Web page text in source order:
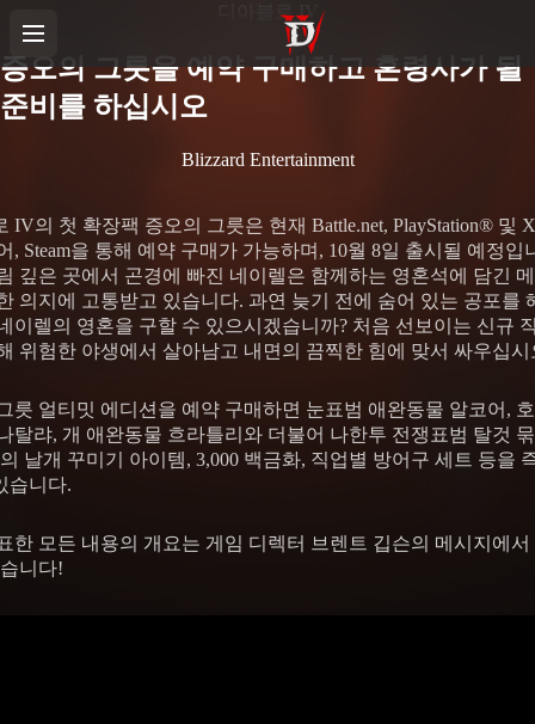
디아블로 IV
증오의 그릇을 예약 구매하고 혼령사가 될
준비를 하십시오
Blizzard Entertainment
IV의 첫 확장팩 증오의 그릇은 현재 Battle.net, PlayStation® 및
, Steam을 통해 예약 구매가 가능하며, 10월 8일 출시될 예정입
깊은 곳에서 곤경에 빠진 네이렐은 함께하는 영혼석에 담긴
의지에 고통받고 있습니다. 과연 늦기 전에 숨어 있는 공포를
이렐의 영혼을 구할 수 있으시겠습니까? 처음 선보이는 신규
위험한 야생에서 살아남고 내면의 끔찍한 힘에 맞서 싸우십시
릇 얼티밋 에디션을 예약 구매하면 눈표범 애완동물 알코어,
탈랴, 개 애완동물 흐라틀리와 더불어 나한투 전쟁표범 탈것
날개 꾸미기 아이템, 3,000 백금화, 직업별 방어구 세트 등을
습니다.
한 모든 내용의 개요는 게임 디렉터 브렌트 깁슨의 메시지에서
니다!